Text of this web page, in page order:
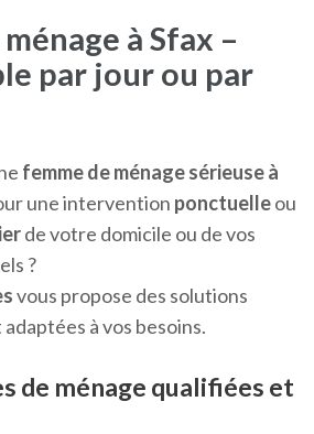
à Sfax –
par jour ou par
femme de ménage sérieuse à
une intervention ponctuelleou
de votre domicile ou de vos
?
vous propose des solutions
à vos besoins.
de ménage qualifiées et